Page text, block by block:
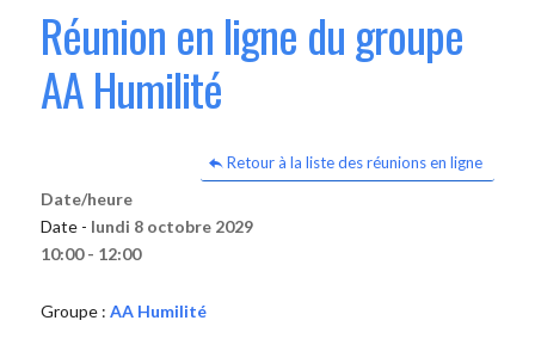
Réunion en ligne du groupe
AA Humilité
Retour à la liste des réunions en ligne
Date/heure
Date - lundi 8 octobre 2029
10:00 - 12:00
Groupe : AA Humilité